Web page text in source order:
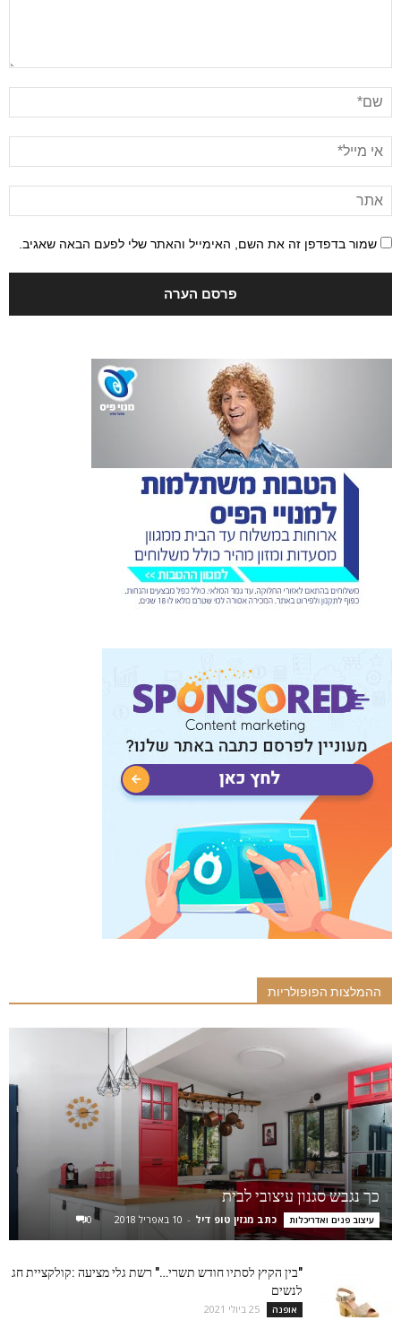
שמור בדפדפן זה את השם, האימייל והאתר שלי לפעם הבאה שאגיב.
ההמלצות הפופולריות
כך נגבש סגנון עיצובי לבית
עיצוב פנים ואדריכלות כתב מגזין טופ דיל - 10 באפריל 2018 0
"בין הקיץ לסתיו חודש תשרי…" רשת גלי מציעה :קולקציית חג
לנשים
אופנה 25 ביולי 2021